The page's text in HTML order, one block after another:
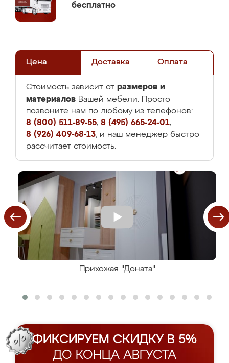
бесплатно
Цена Доставка Оплата
Стоимость зависит от размеров и
материалов Вашей мебели. Просто
позвоните нам по любому из телефонов:
8 (800) 511-89-55, 8 (495) 665-24-01,
8 (926) 409-68-13, и наш менеджер быстро
рассчитает стоимость.
Прихожая "Доната"
ФИКСИРУЕМ СКИДКУ В 5%
ДО КОНЦА АВГУСТА